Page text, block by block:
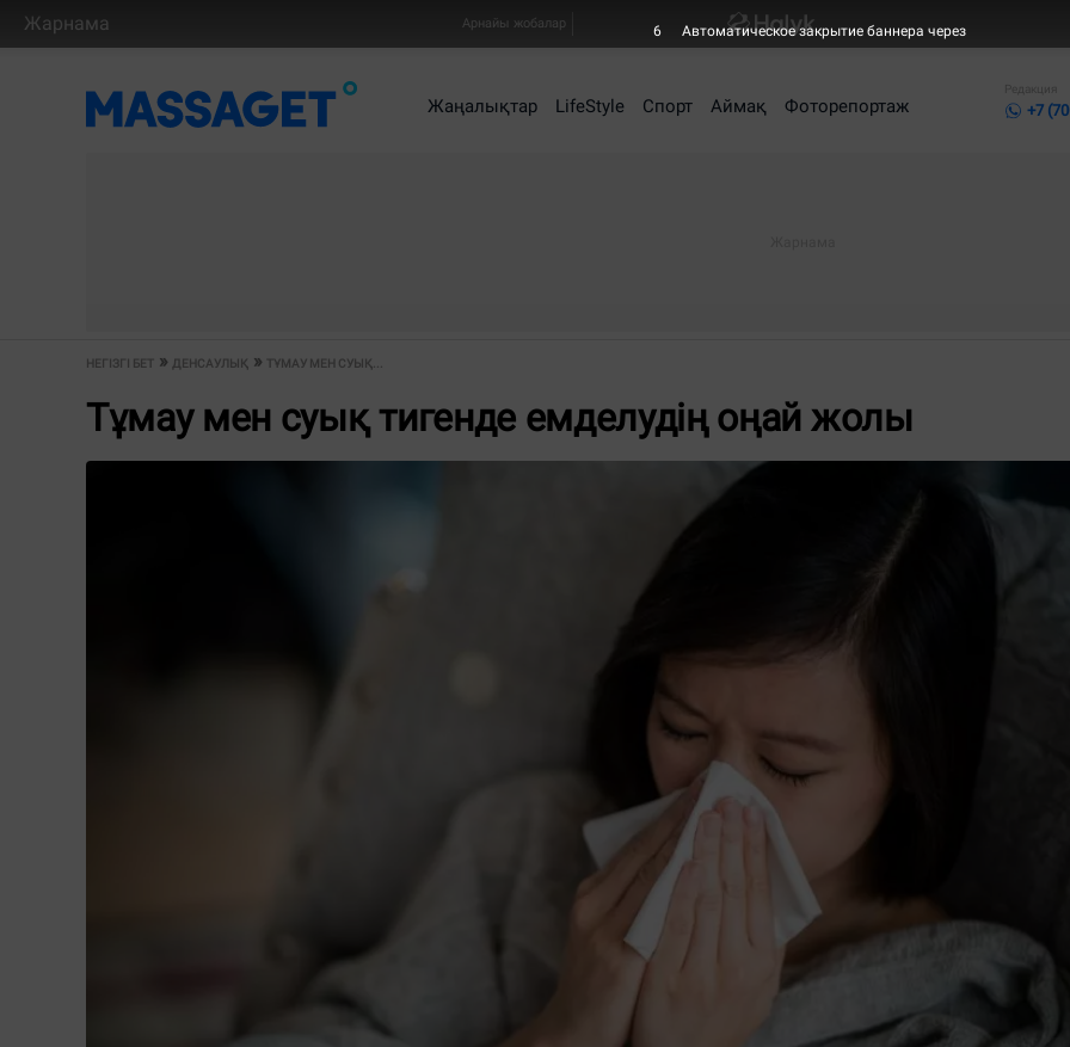
Жарнама Арнайы жобалар
Жаңалықтар LifeStyle Спорт Аймақ Фоторепортаж
Редакция
+7
НЕГІЗГІ БЕТ ДЕНСАУЛЫҚ ТҰМАУ МЕН СУЫҚ...
Тұмау мен суық тигенде емделудің оңай жолы
5 Автоматическое закрытие баннера через